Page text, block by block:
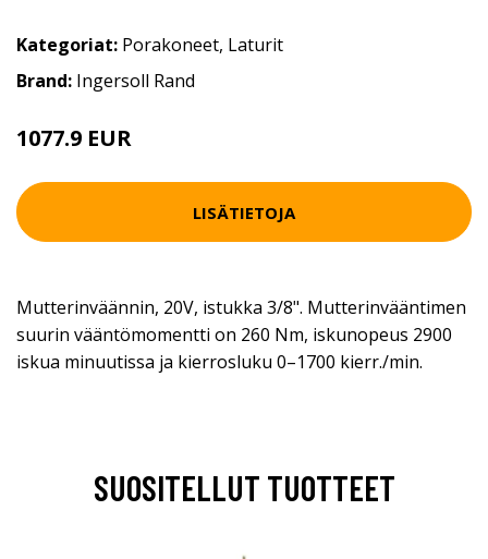
Kategoriat: Porakoneet, Laturit
Brand: Ingersoll Rand
1077.9 EUR
LISÄTIETOJA
Mutterinväännin, 20V, istukka 3/8". Mutterinvääntimen
suurin vääntömomentti on 260 Nm, iskunopeus 2900
iskua minuutissa ja kierrosluku 0–1700 kierr./min.
SUOSITELLUT TUOTTEET